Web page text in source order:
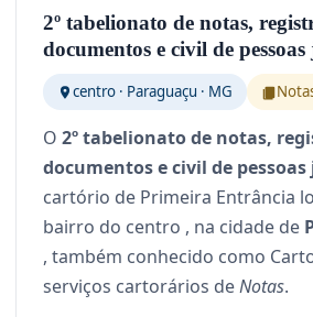
2º tabelionato de notas,
documentos e civil de
centro · Paraguaçu · MG
O 2º tabelionato de notas,
documentos e civil de
cartório de Primeira Entrância
bairro do centro , na cidade de
, também conhecido como
serviços cartorários deNotas.